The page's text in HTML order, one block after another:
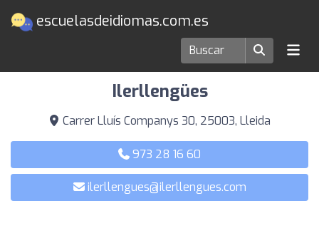
escuelasdeidiomas.com.es
Escuelas de idiomas en Lleida
Ilerllengües
Carrer Lluís Companys 30, 25003, Lleida
973 28 16 60
ilerllengues@ilerllengues.com